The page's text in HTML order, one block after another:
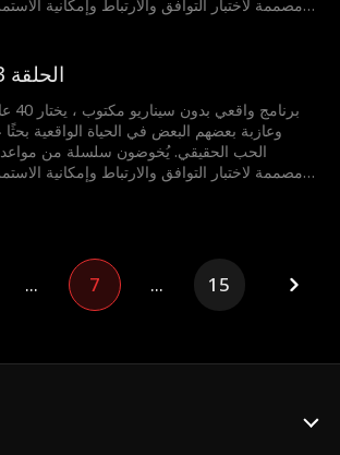
مصممة لاختبار التوافق والارتباط وإمكانية
العلاقات الناشئة للآخرين، سيحصلون على
مالية. هل يمكن للحب أن يصمد أمام قصفالحلقة 83
برنامج
وعازبة بعضهم البعض في الحياة الواقعية
الحب الحقيقي. يُخوضون سلسلة من
مصممة لاختبار التوافق والارتباط وإمكانية
مالية. هل يمكن للحب أن يصمد أمام قصف
... 7 ... 15